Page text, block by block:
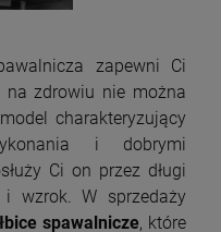
zapewni Ci
na zdrowiu nie można
charakteryzujący
i dobrymi
Ci on przez długi
wzrok. W sprzedaży
spawalnicze, które